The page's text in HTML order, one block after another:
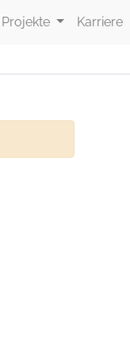
Projekte Karriere